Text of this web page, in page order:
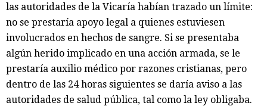
las autoridades de la Vicaría habían trazado un límite:
no se prestaría apoyo legal a quienes estuviesen
involucrados en hechos de sangre. Si se presentaba
algún herido implicado en una acción armada, se le
prestaría auxilio médico por razones cristianas, pero
dentro de las 24 horas siguientes se daría aviso a las
autoridades de salud pública, tal como la ley obligaba.